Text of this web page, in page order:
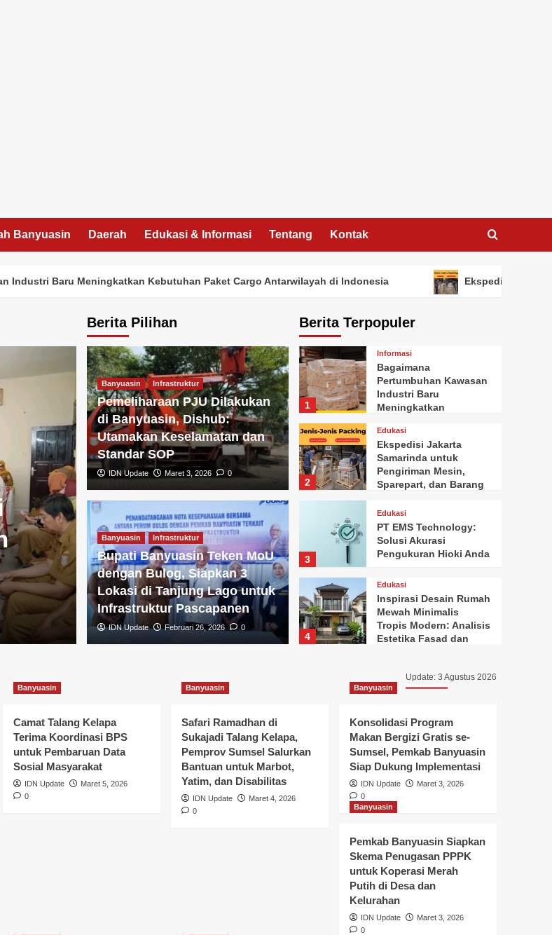
Banyuasin Daerah Edukasi & Informasi Tentang Kontak
Industri Baru Meningkatkan Kebutuhan Paket Cargo Antarwilayah di Indonesia Ekspedisi
Berita Pilihan
Banyuasin Infrastruktur
Pemeliharaan PJU Dilakukan
di Banyuasin, Dishub:
Utamakan Keselamatan dan
Standar SOP
IDN Update Maret 3, 2026 0
Banyuasin Infrastruktur
Bupati Banyuasin Teken MoU
dengan Bulog, Siapkan 3
Lokasi di Tanjung Lago untuk
Infrastruktur Pascapanen
IDN Update Februari 26, 2026 0
Berita Terpopuler
1
Informasi
Bagaimana
Pertumbuhan Kawasan
Industri Baru
Meningkatkan
Cargo Antarwilayah di
Indonesia
2
Edukasi
Ekspedisi Jakarta
Samarinda untuk
Pengiriman Mesin,
Sparepart, dan Barang
3
Edukasi
PT EMS Technology:
Solusi Akurasi
Pengukuran Hioki Anda
4
Edukasi
Inspirasi Desain Rumah
Mewah Minimalis
Tropis Modern: Analisis
Estetika Fasad dan
Cara Memilih SMM
Panel Indonesia yang
Update: 3 Agustus 2026
Banyuasin
Camat Talang Kelapa
Terima Koordinasi BPS
untuk Pembaruan Data
Sosial Masyarakat
IDN Update
Maret 5, 2026
0
Banyuasin
Safari Ramadhan di
Sukajadi Talang Kelapa,
Pemprov Sumsel Salurkan
Bantuan untuk Marbot,
Yatim, dan Disabilitas
IDN Update
Maret 4, 2026
0
Banyuasin
Konsolidasi Program
Makan Bergizi Gratis se-
Sumsel, Pemkab Banyuasin
Siap Dukung Implementasi
IDN Update
Maret 3, 2026
0
Banyuasin
Pemkab Banyuasin Siapkan
Skema Penugasan PPPK
untuk Koperasi Merah
Putih di Desa dan
Kelurahan
IDN Update
Maret 3, 2026
0